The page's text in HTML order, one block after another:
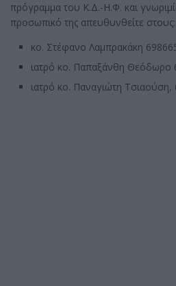
πρόγραμμα του Κ.Δ.-Η.Φ. και
προσωπικό της απευθυνθείτε στους:
κο. Στέφανο Λαμπρακάκη
ιατρό κο. Παπαξάνθη Θεόδωρο
ιατρό κο. Παναγιώτη